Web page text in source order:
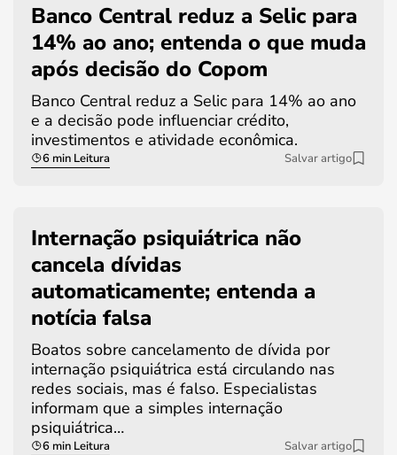
Banco Central reduz a Selic para
14% ao ano; entenda o que muda
após decisão do Copom
Banco Central reduz a Selic para 14% ao ano
e a decisão pode influenciar crédito,
investimentos e atividade econômica.
6 min Leitura Salvar artigo
Internação psiquiátrica não
cancela dívidas
automaticamente; entenda a
notícia falsa
Boatos sobre cancelamento de dívida por
internação psiquiátrica está circulando nas
redes sociais, mas é falso. Especialistas
informam que a simples internação
psiquiátrica…
6 min Leitura Salvar artigo